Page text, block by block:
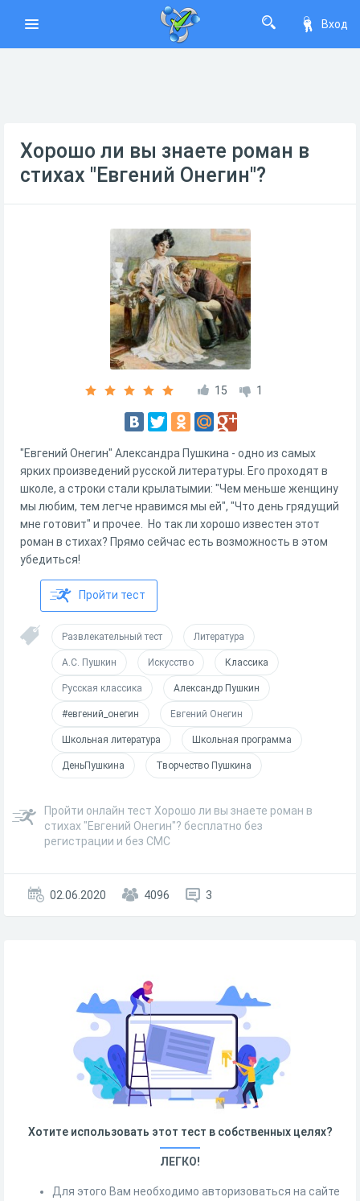
Вход
Хорошо ли вы знаете роман в
стихах "Евгений Онегин"?
15 1
"Евгений Онегин" Александра Пушкина - одно из самых
ярких произведений русской литературы. Его проходят в
школе, а строки стали крылатымии: "Чем меньше женщину
мы любим, тем легче нравимся мы ей", "Что день грядущий
мне готовит" и прочее. Но так ли хорошо известен этот
роман в стихах? Прямо сейчас есть возможность в этом
убедиться!
Пройти тест
Развлекательный тест Литература
А.С. Пушкин Искусство Классика
Русская классика Александр Пушкин
#евгений_онегин Евгений Онегин
Школьная литература Школьная программа
ДеньПушкина Творчество Пушкина
Пройти онлайн тест Хорошо ли вы знаете роман в
стихах "Евгений Онегин"? бесплатно без
регистрации и без СМС
02.06.2020 4096 3
Хотите использовать этот тест в собственных целях?
ЛЕГКО!
Для этого Вам необходимо авторизоваться на сайте